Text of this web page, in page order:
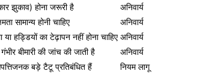
झुकाव) होना जरूरी है
अनिवार्य
सामान्य होनी चाहिए
अनिवार्य
हड्डियों का टेढ़ापन नहीं होना चाहिए अनिवार्य
बीमारी की जांच की जाती है
अनिवार्य
बड़े टैटू प्रतिबंधित हैं नियम लागू